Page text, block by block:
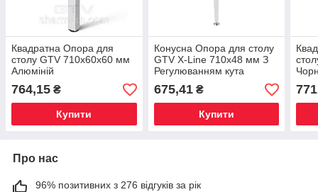
Квадратна Опора для
столу GTV 710х60х60 мм
Алюміній
764,15 ₴
Купити
Конусна Опора для столу
GTV X-Line 710х48 мм З
Регулюванням кута
нахилу — Білий Глянець
675,41₴
Купити
Про нас
96% позитивних з 276 відгуків за рік